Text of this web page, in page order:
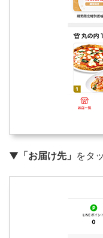
▼ 「お届け先」 をタ